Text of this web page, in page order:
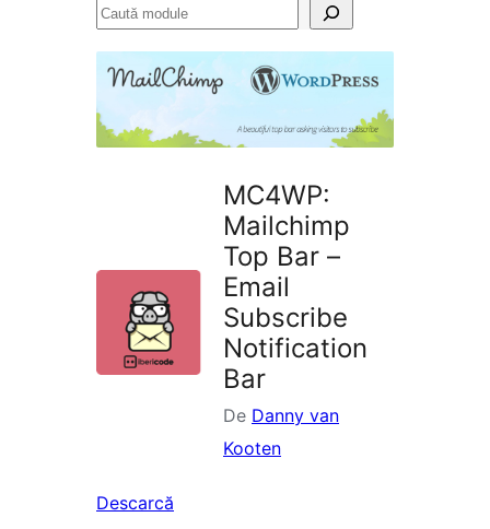
Caută
MC4WP:
Mailchimp
Top Bar –
Email
Subscribe
Notification
Bar
De Danny van
Kooten
Descarcă